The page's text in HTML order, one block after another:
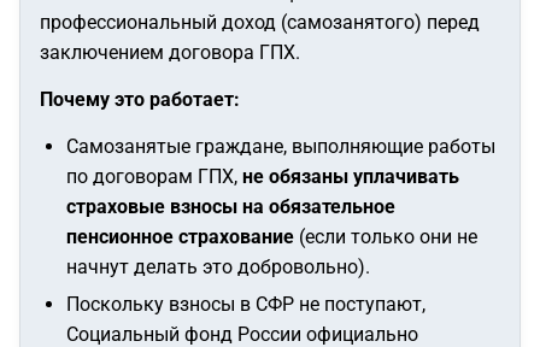
профессиональный доход (самозанятого) перед
заключением договора ГПХ.
Почему это работает:
Самозанятые граждане, выполняющие работы
по договорам ГПХ, не обязаны уплачивать
страховые взносы на обязательное
пенсионное страхование (если только они не
начнут делать это добровольно).
Поскольку взносы в СФР не поступают,
Социальный фонд России официально